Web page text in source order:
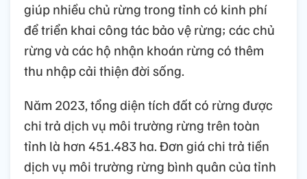
giúp nhiều chủ rừng trong tỉnh có kinh phí
để triển khai công tác bảo vệ rừng; các chủ
rừng và các hộ nhận khoán rừng có thêm
thu nhập cải thiện đời sống.
Năm 2023, tổng diện tích đất có rừng được
chi trả dịch vụ môi trường rừng trên toàn
tỉnh là hơn 451.483 ha. Đơn giá chi trả tiền
dịch vụ môi trường rừng bình quân của tỉnh